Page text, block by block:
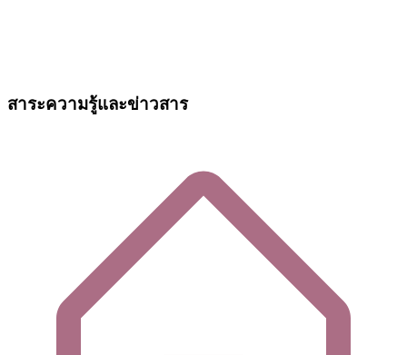
สาระความรู้และข่าวสาร